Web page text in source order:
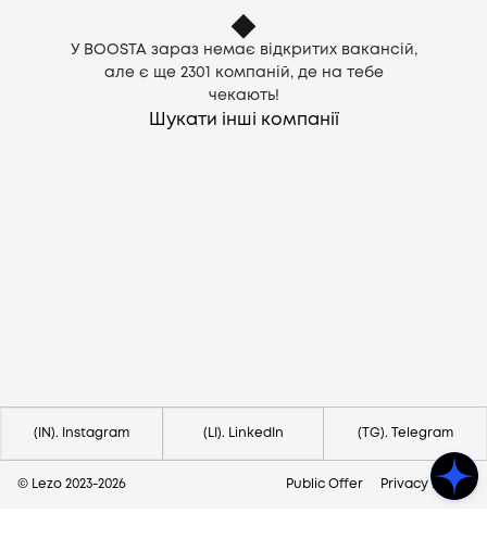
У BOOSTA зараз немає відкритих вакансій,
але є ще 2301
компаній, де на тебе
чекають!
Шукати інші компанії
(IN). Instagram (LI). LinkedIn (TG). Telegram
© Lezo 2023-2026 Public Offer Privacy Policy